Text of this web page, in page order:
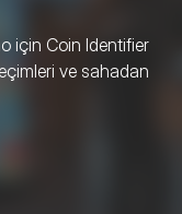
için Coin Identifier
ve sahadan